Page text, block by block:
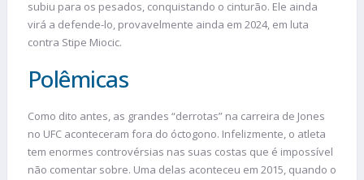
subiu para os pesados, conquistando o cinturão. Ele ainda
virá a defende-lo, provavelmente ainda em 2024, em luta
contra Stipe Miocic.
Polêmicas
Como dito antes, as grandes “derrotas” na carreira de Jones
no UFC aconteceram fora do óctogono. Infelizmente, o atleta
tem enormes controvérsias nas suas costas que é impossível
não comentar sobre. Uma delas aconteceu em 2015, quando o